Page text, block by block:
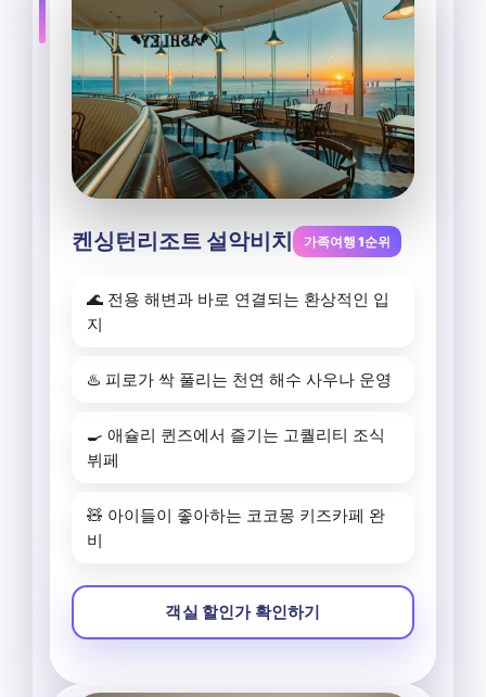
켄싱턴리조트 설악비치 가족여행 1순위
🌊 전용 해변과 바로 연결되는 환상적인 입
지
♨️ 피로가 싹 풀리는 천연 해수 사우나 운영
🍳 애슐리 퀸즈에서 즐기는 고퀄리티 조식
뷔페
🧸 아이들이 좋아하는 코코몽 키즈카페 완
비
객실 할인가 확인하기